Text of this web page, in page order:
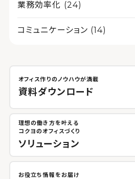
業務効率化 (24)
コミュニケーション (14)
オフィス作りのノウハウが満載
資料ダウンロード
理想の働き方を叶える
コクヨのオフィスづくり
ソリューション
お役立ち情報をお届け